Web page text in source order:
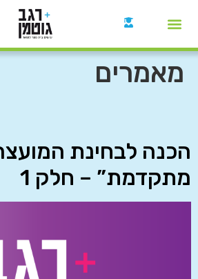
מאמרים
הכנה לבחינת
מתקדמת” – חלק 1